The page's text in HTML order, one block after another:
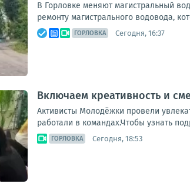
В Горловке меняют магистральный
ремонту магистрального водовода,
ГОРЛОВКА Сегодня, 16:37
Включаем креативность и
Активисты Молодёжки провели
работали в командах.Чтобы узнать
ГОРЛОВКА Сегодня, 18:53